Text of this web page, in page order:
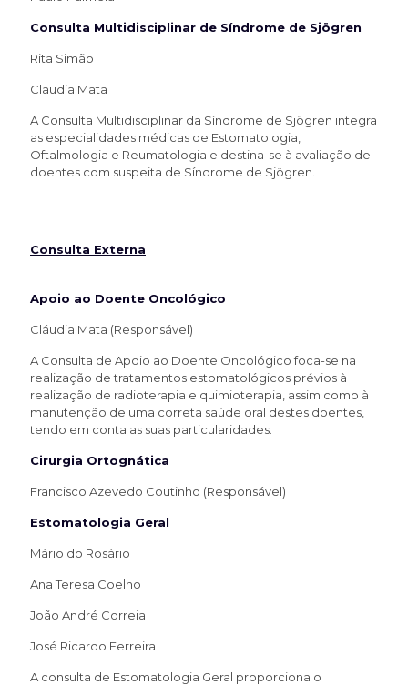
Consulta Multidisciplinar de Síndrome de Sjögren
Rita Simão
Claudia Mata
A Consulta Multidisciplinar da Síndrome de Sjögren integra
as especialidades médicas de Estomatologia,
Oftalmologia e Reumatologia e destina-se à avaliação de
doentes com suspeita de Síndrome de Sjögren.
Consulta Externa
Apoio ao Doente Oncológico
Cláudia Mata (Responsável)
A Consulta de Apoio ao Doente Oncológico foca-se na
realização de tratamentos estomatológicos prévios à
realização de radioterapia e quimioterapia, assim como à
manutenção de uma correta saúde oral destes doentes,
tendo em conta as suas particularidades.
Cirurgia Ortognática
Francisco Azevedo Coutinho (Responsável)
Estomatologia Geral
Mário do Rosário
Ana Teresa Coelho
João André Correia
José Ricardo Ferreira
A consulta de Estomatologia Geral proporciona o